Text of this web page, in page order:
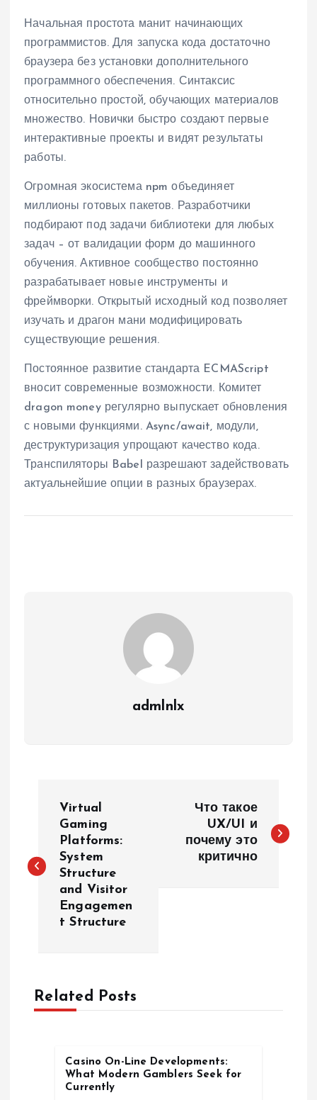
Начальная простота манит начинающих
программистов. Для запуска кода достаточно
браузера без установки дополнительного
программного обеспечения. Синтаксис
относительно простой, обучающих материалов
множество. Новички быстро создают первые
интерактивные проекты и видят результаты
работы.
Огромная экосистема npm объединяет
миллионы готовых пакетов. Разработчики
подбирают под задачи библиотеки для любых
задач – от валидации форм до машинного
обучения. Активное сообщество постоянно
разрабатывает новые инструменты и
фреймворки. Открытый исходный код позволяет
изучать и драгон мани модифицировать
существующие решения.
Постоянное развитие стандарта ECMAScript
вносит современные возможности. Комитет
dragon money регулярно выпускает обновления
с новыми функциями. Async/await, модули,
деструктуризация упрощают качество кода.
Транспиляторы Babel разрешают задействовать
актуальнейшие опции в разных браузерах.
admlnlx
s
v
Virtual
Gaming
Platforms:
System
Structure
and Visitor
Engagemen
t Structure
Что такое
UX/UI и
почему это
критично
Related Posts
Casino On-Line Developments:
What Modern Gamblers Seek for
Currently